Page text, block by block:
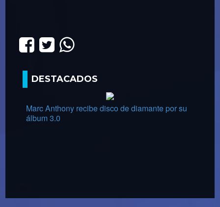
DESTACADOS
Marc Anthony recibe disco de diamante por su
álbum 3.0